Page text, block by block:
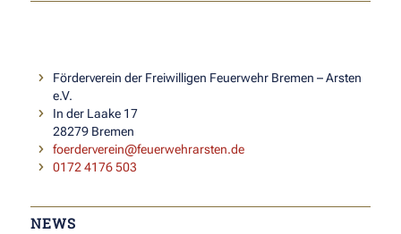
Förderverein der Freiwilligen Feuerwehr Bremen – Arsten
e.V.
In der Laake 17
28279 Bremen
foerderverein@feuerwehrarsten.de
0172 4176 503
NEWS